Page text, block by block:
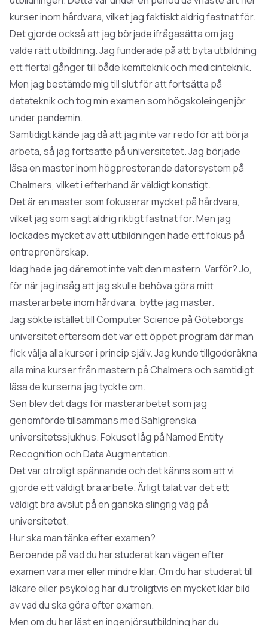
kurser inom hårdvara, vilket jag faktiskt aldrig fastnat för.
Det gjorde också att jag började ifrågasätta om jag
valde rätt utbildning. Jag funderade på att byta utbildning
ett flertal gånger till både kemiteknik och medicinteknik.
Men jag bestämde mig till slut för att fortsätta på
datateknikoch tog min examen som högskoleingenjör
under pandemin.
Samtidigt kände jag då att jag inte var redo för att börja
arbeta, så jag fortsatte på universitetet. Jag började
läsa en master inom högpresterande datorsystem på
Chalmers, vilket i efterhand är väldigt konstigt.
Det är en master som fokuserar mycket på hårdvara,
vilket jag som sagt aldrig riktigt fastnat för. Men jag
lockades mycket av att utbildningen hade ett fokus på
entreprenörskap.
Idag hade jag däremot inte valt den mastern. Varför? Jo,
för när jag insåg att jag skulle behöva göra mitt
masterarbete inom hårdvara, bytte jag master.
Jag sökte istället till Computer Science på Göteborgs
universitet eftersom det var ett öppet program där man
fick välja alla kurser i princip själv. Jag kunde tillgodoräkna
alla mina kurser från mastern på Chalmers och samtidigt
läsa de kurserna jag tyckte om.
Sen blev det dags för masterarbetet som jag
genomförde tillsammans med Sahlgrenska
universitetssjukhus. Fokuset låg på Named Entity
Recognition och Data Augmentation.
Det var otroligt spännande och det känns som att vi
gjorde ett väldigt bra arbete. Ärligt talat var det ett
väldigt bra avslut på en ganska slingrig väg på
universitetet.
Hur ska man tänka efter examen?
Beroende på vad du har studerat kan vägen efter
examen vara mer eller mindre klar. Om du har studerat till
läkare eller psykolog har du troligtvis en mycket klar bild
av vad du ska göra efter examen.
Men om du har läst en ingenjörsutbildning har du